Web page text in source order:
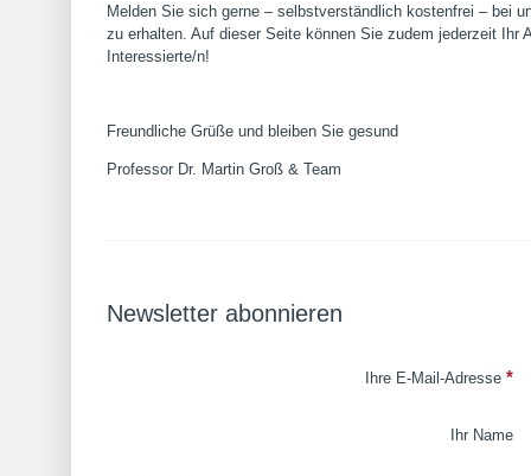
Melden Sie sich gerne – selbstverständlich kostenfrei – bei
zu erhalten. Auf dieser Seite können Sie zudem jederzeit Ihr
Interessierte/n!
Freundliche Grüße und bleiben Sie gesund
Professor Dr. Martin Groß & Team
Newsletter abonnieren
Ihre E-Mail-Adresse *
Ihr Name